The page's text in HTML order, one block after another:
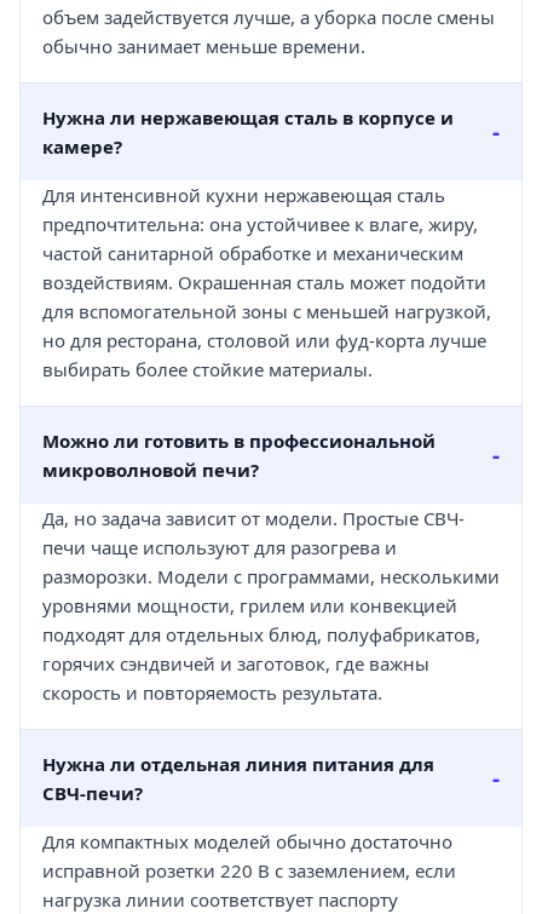
объем задействуется лучше, а уборка после смены
обычно занимает меньше времени.
Нужна ли нержавеющая сталь в корпусе и
камере?
Для интенсивной кухни нержавеющая сталь
предпочтительна: она устойчивее к влаге, жиру,
частой санитарной обработке и механическим
воздействиям. Окрашенная сталь может подойти
для вспомогательной зоны с меньшей нагрузкой,
но для ресторана, столовой или фуд-корта лучше
выбирать более стойкие материалы.
Можно ли готовить в профессиональной
микроволновой печи?
Да, но задача зависит от модели. Простые СВЧ-
печи чаще используют для разогрева и
разморозки. Модели с программами, несколькими
уровнями мощности, грилем или конвекцией
подходят для отдельных блюд, полуфабрикатов,
горячих сэндвичей и заготовок, где важны
скорость и повторяемость результата.
Нужна ли отдельная линия питания для
СВЧ-печи?
Для компактных моделей обычно достаточно
исправной розетки 220 В с заземлением, если
нагрузка линии соответствует паспорту